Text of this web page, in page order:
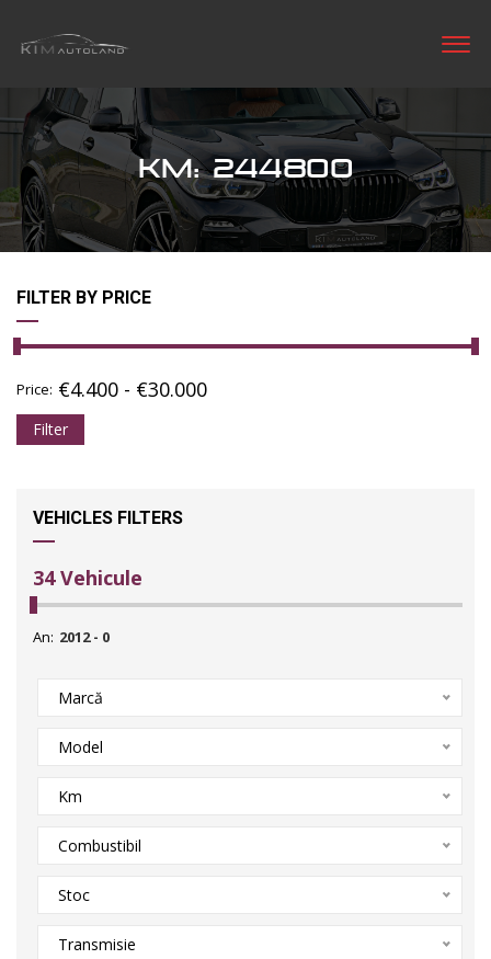
KM: 244800
FILTER BY PRICE
Price: €4.400 - €30.000
Filter
VEHICLES FILTERS
34 Vehicule
An:
Marcă
Model
Km
Combustibil
Stoc
Transmisie